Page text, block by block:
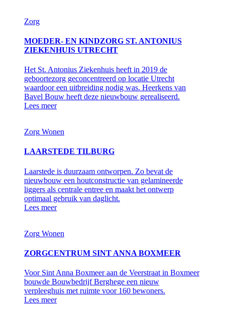
Zorg
MOEDER- EN KINDZORG ST. ANTONIUS
ZIEKENHUIS UTRECHT
Het St. Antonius Ziekenhuis heeft in 2019 de
geboortezorg geconcentreerd op locatie Utrecht
waardoor een uitbreiding nodig was. Heerkens van
Bavel Bouw heeft deze nieuwbouw gerealiseerd.
Lees meer
Zorg Wonen
LAARSTEDE TILBURG
Laarstede is duurzaam ontworpen. Zo bevat de
nieuwbouw een houtconstructie van gelamineerde
liggers als centrale entree en maakt het ontwerp
optimaal gebruik van daglicht.
Lees meer
Zorg Wonen
ZORGCENTRUM SINT ANNA BOXMEER
Voor Sint Anna Boxmeer aan de Veerstraat in Boxmeer
bouwde Bouwbedrijf Berghege een nieuw
verpleeghuis met ruimte voor 160 bewoners.
Lees meer